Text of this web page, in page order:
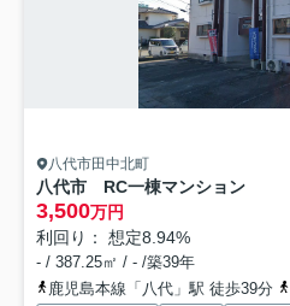
八代市田中北町
八代市 RC一棟マンション
3,500万円
利回り： 想定8.94%
- / 387.25㎡ / - /築39年
鹿児島本線「八代」駅 徒歩39分